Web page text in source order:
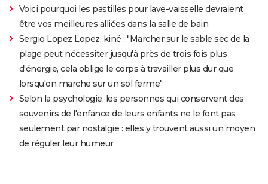
Voici pourquoi les pastilles pour lave-vaisselle devraient
être vos meilleures alliées dans la salle de bain
Sergio Lopez Lopez, kiné : "Marcher sur le sable sec de la
plage peut nécessiter jusqu'à près de trois fois plus
d'énergie, cela oblige le corps à travailler plus dur que
lorsqu'on marche sur un sol ferme"
Selon la psychologie, les personnes qui conservent des
souvenirs de l'enfance de leurs enfants ne le font pas
seulement par nostalgie : elles y trouvent aussi un moyen
de réguler leur humeur